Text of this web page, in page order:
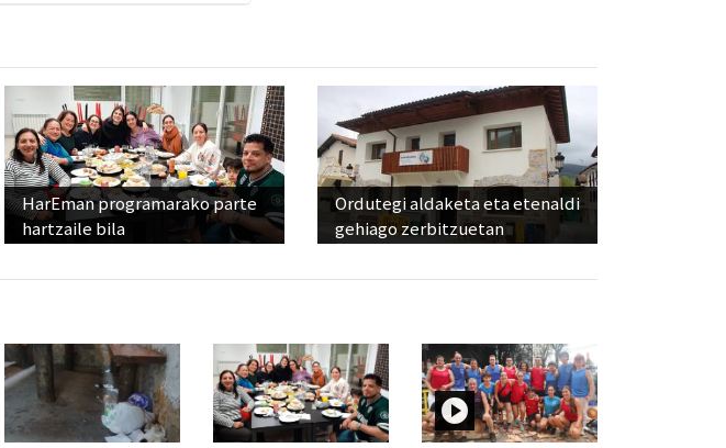
HarEman programarako parte
hartzaile bila
Ordutegi aldaketa eta etenaldi
gehiago zerbitzuetan